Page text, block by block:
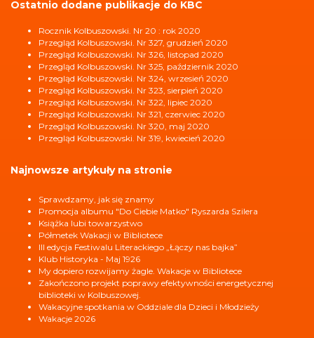
Ostatnio dodane publikacje do KBC
Rocznik Kolbuszowski. Nr 20 : rok 2020
Przegląd Kolbuszowski. Nr 327, grudzień 2020
Przegląd Kolbuszowski. Nr 326, listopad 2020
Przegląd Kolbuszowski. Nr 325, październik 2020
Przegląd Kolbuszowski. Nr 324, wrzesień 2020
Przegląd Kolbuszowski. Nr 323, sierpień 2020
Przegląd Kolbuszowski. Nr 322, lipiec 2020
Przegląd Kolbuszowski. Nr 321, czerwiec 2020
Przegląd Kolbuszowski. Nr 320, maj 2020
Przegląd Kolbuszowski. Nr 319, kwiecień 2020
Najnowsze artykuły na stronie
Sprawdzamy, jak się znamy
Promocja albumu "Do Ciebie Matko" Ryszarda Szilera
Książka lubi towarzystwo
Półmetek Wakacji w Bibliotece
III edycja Festiwalu Literackiego „Łączy nas bajka”
Klub Historyka - Maj 1926
My dopiero rozwijamy żagle. Wakacje w Bibliotece
Zakończono projekt poprawy efektywności energetycznej
biblioteki w Kolbuszowej.
Wakacyjne spotkania w Oddziale dla Dzieci i Młodzieży
Wakacje 2026